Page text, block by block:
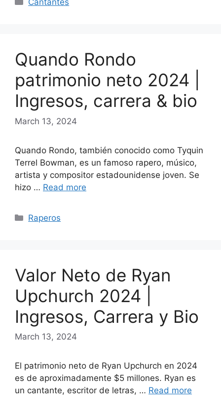
Cantantes
Quando Rondo
patrimonio neto 2024 |
Ingresos, carrera & bio
March 13, 2024
Quando Rondo, también conocido como Tyquin
Terrel Bowman, es un famoso rapero, músico,
artista y compositor estadounidense joven. Se
hizo … Read more
Categories
Raperos
Valor Neto de Ryan
Upchurch 2024 |
Ingresos, Carrera y Bio
March 13, 2024
El patrimonio neto de Ryan Upchurch en 2024
es de aproximadamente $5 millones. Ryan es
un cantante, escritor de letras, … Read more